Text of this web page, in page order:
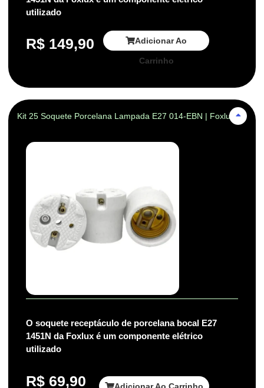
utilizado
R$ 149,90 Adicionar Ao
Carrinho
Kit 25 Soquete Porcelana Lampada E27 014-EBN | Foxlux
O soquete receptáculo de porcelana bocal E27
1451N da Foxlux é um componente elétrico
utilizado
R$ 69,90